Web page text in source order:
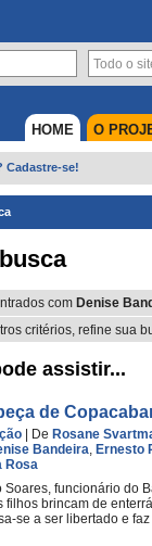
O
HOME
Cadastre-se!
com Denise
critérios, refine sua
assistir...
de
De Rosane
Bandeira, Ernesto
Rosa
Soares, funcionário do
filhos brincam de
se a ser libertado e